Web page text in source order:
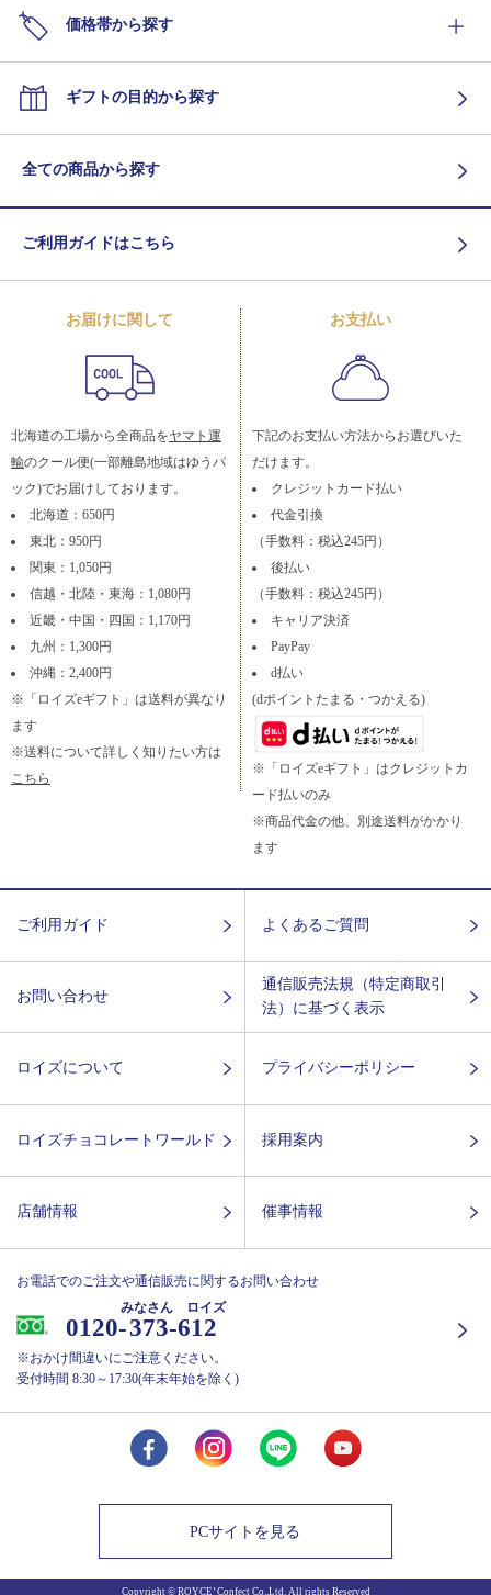
価格帯から探す
ギフトの目的から探す
全ての商品から探す
ご利用ガイドはこちら
お届けに関して
北海道の工場から全商品をヤマト運
輸のクール便(一部離島地域はゆうパ
ック)でお届けしております。
北海道：650円
東北：950円
関東：1,050円
信越・北陸・東海：1,080円
近畿・中国・四国：1,170円
九州：1,300円
沖縄：2,400円
※「ロイズeギフト」は送料が異なり
ます
※送料について詳しく知りたい方は
こちら
お支払い
下記のお支払い方法からお選びいた
だけます。
クレジットカード払い
代金引換
（手数料：税込245円）
後払い
（手数料：税込245円）
キャリア決済
PayPay
d払い
(dポイントたまる・つかえる)
※「ロイズeギフト」はクレジットカ
ード払いのみ
※商品代金の他、別途送料がかかり
ます
ご利用ガイド よくあるご質問
お問い合わせ
通信販売法規（特定商取引
法）に基づく表示
ロイズについて プライバシーポリシー
ロイズチョコレートワールド 採用案内
店舗情報 催事情報
お電話でのご注文や通信販売に関するお問い合わせ
0120-373-612
みなさん ロイズ
※おかけ間違いにご注意ください。
受付時間 8:30～17:30(年末年始を除く)
PCサイトを見る
Copyright © ROYCE’ Confect Co.,Ltd. All rights Reserved